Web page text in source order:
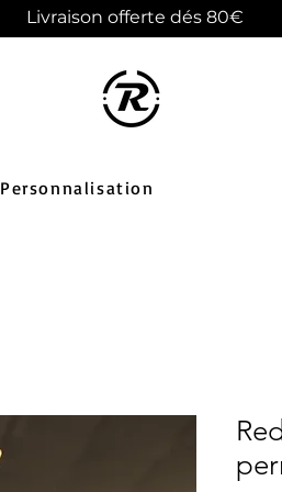
Livraison offerte dés 80€
Personnalisation